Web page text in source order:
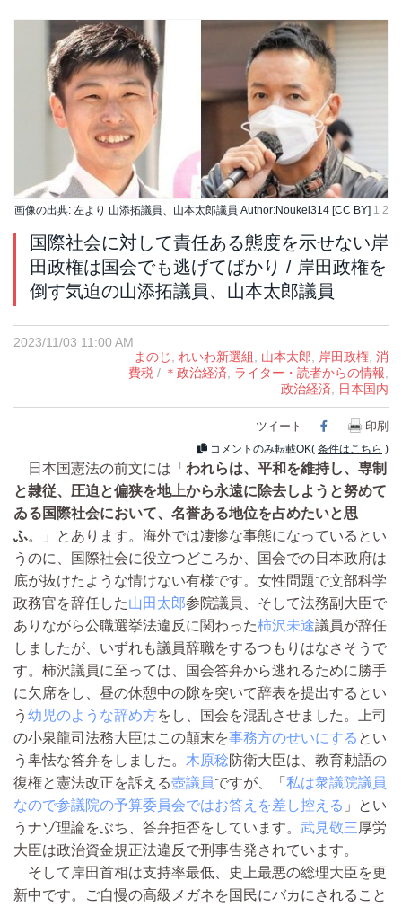
画像の出典: 左より 山添拓議員、山本太郎議員 Author:Noukei314 [CC BY] 1 2
国際社会に対して責任ある態度を示せない岸
田政権は国会でも逃げてばかり / 岸田政権を
倒す気迫の山添拓議員、山本太郎議員
2023/11/03 11:00 AM
まのじ, れいわ新選組, 山本太郎, 岸田政権, 消
費税 / ＊政治経済, ライター・読者からの情報,
政治経済, 日本国内
ツイート Facebook
印刷
コメントのみ転載OK( 条件はこちら )
日本国憲法の前文には「 われらは、平和を維持し、専制
と隷従、圧迫と偏狭を地上から永遠に除去しようと努めて
ゐる国際社会において、名誉ある地位を占めたいと思
ふ。」とあります。海外では凄惨な事態になっているとい
うのに、国際社会に役立つどころか、国会での日本政府は
底が抜けたような情けない有様です。女性問題で文部科学
政務官を辞任した山田太郎参院議員、そして法務副大臣で
ありながら公職選挙法違反に関わった柿沢未途議員が辞任
しましたが、いずれも議員辞職をするつもりはなさそうで
す。柿沢議員に至っては、国会答弁から逃れるために勝手
に欠席をし、昼の休憩中の隙を突いて辞表を提出するとい
う 幼児のような辞め方をし、国会を混乱させました。上司
の小泉龍司法務大臣はこの顛末を事務方のせいにする とい
う卑怯な答弁をしました。 木原稔防衛大臣は、教育勅語の
復権と憲法改正を訴える壺議員ですが、「 私は衆議院議員
なので参議院の予算委員会ではお答えを差し控える 」とい
うナゾ理論をぶち、答弁拒否をしています。 武見敬三厚労
大臣は政治資金規正法違反で刑事告発されています。
そして岸田首相は支持率最低、史上最悪の総理大臣を更
新中です。ご自慢の高級メガネを国民にバカにされること